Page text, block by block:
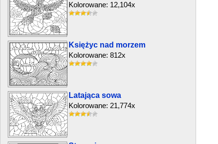
Kolorowane: 12,104x
Księżyc nad morzem
Kolorowane: 812x
Latająca sowa
Kolorowane: 21,774x